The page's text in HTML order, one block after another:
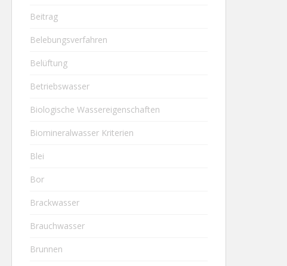
Beitrag
Belebungsverfahren
Belüftung
Betriebswasser
Biologische Wassereigenschaften
Biomineralwasser Kriterien
Blei
Bor
Brackwasser
Brauchwasser
Brunnen